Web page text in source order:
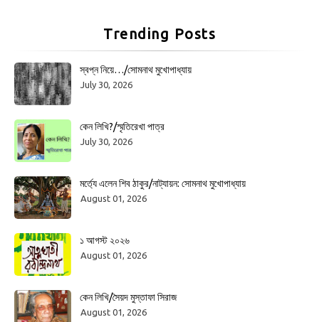
Trending Posts
স্বপ্ন নিয়ে…/সোমনাথ মুখোপাধ্যায়
July 30, 2026
কেন লিখি?/স্মৃতিরেখা পাত্র
July 30, 2026
মর্ত্যে এলেন শিব ঠাকুর/নাট্যায়ন: সোমনাথ মুখোপাধ্যায়
August 01, 2026
১ আগস্ট ২০২৬
August 01, 2026
কেন লিখি/সৈয়দ মুস্তাফা সিরাজ
August 01, 2026